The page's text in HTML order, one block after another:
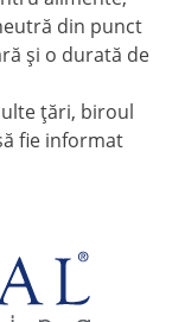
din punct
și o durată de
țări, biroul
fie informat